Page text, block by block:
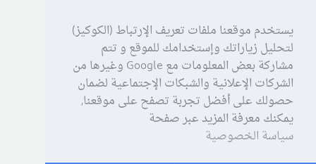
يستخدم موقعنا ملفات تعريف الإرتباط (الكوكيز)
لتحليل زياراتك وإستخدامك للموقع و تتم
مشاركة بعض المعلومات مع Google وغيرها من
الشركات الإعلانية والشبكات الإجتماعية لضمان
حصولك على أفضل تجربة تصفح على موقعنا,
يمكنك معرفة المزيد عبر صفحة
سياسة الخصوصية